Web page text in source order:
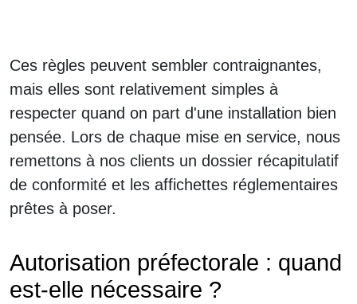
Ces règles peuvent sembler contraignantes,
mais elles sont relativement simples à
respecter quand on part d'une installation bien
pensée. Lors de chaque mise en service, nous
remettons à nos clients un dossier récapitulatif
de conformité et les affichettes réglementaires
prêtes à poser.
Autorisation préfectorale : quand
est-elle nécessaire ?